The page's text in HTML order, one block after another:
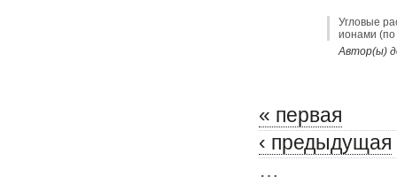
Угловые
ионами (по
Автор(ы)
« первая
‹ предыдущая
…